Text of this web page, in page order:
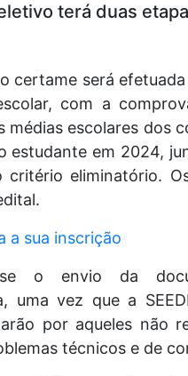
terá duas
certame será
com a
médias escolares dos
estudante em 2024,
critério eliminatório.
a sua inscrição
se o envio da
uma vez que a
por aqueles não
técnicos e de